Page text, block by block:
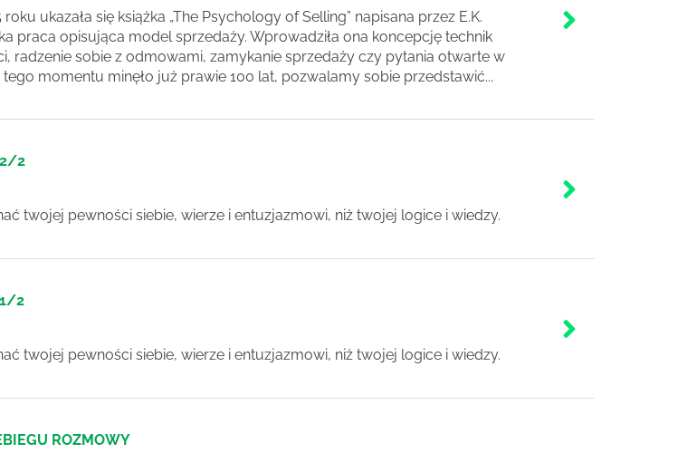
ukazała się książka „The Psychology of Selling” napisana przez E.K.
praca opisująca model sprzedaży. Wprowadziła ona koncepcję technik
radzenie sobie z odmowami, zamykanie sprzedaży czy pytania otwarte w
momentu minęło już prawie 100 lat, pozwalamy sobie przedstawić...
2/2
twojej pewności siebie, wierze i entuzjazmowi, niż twojej logice i wiedzy.
1/2
twojej pewności siebie, wierze i entuzjazmowi, niż twojej logice i wiedzy.
ROZMOWY